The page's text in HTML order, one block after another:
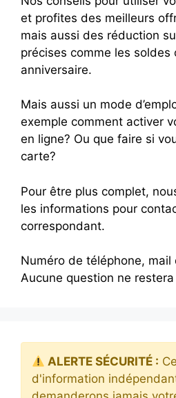
et profites des meilleurs
mais aussi des réduction
précises comme les soldes
anniversaire.
Mais aussi un mode
exemple comment activer
en ligne? Ou que faire si
carte?
Pour être plus complet,
les informations pour
correspondant.
Numéro de téléphone,
Aucune question ne
ALERTE SÉCURITÉ :
d'information